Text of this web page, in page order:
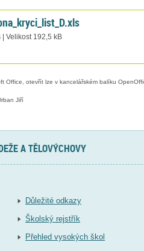
| Velikost 192,5 kB
Office, otevřít lze v kancelářském balíku
Jiří
A TĚLOVÝCHOVY
Důležité odkazy
Školský rejstřík
Přehled vysokých škol